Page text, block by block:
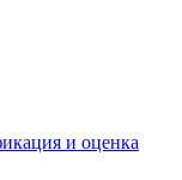
и оценка